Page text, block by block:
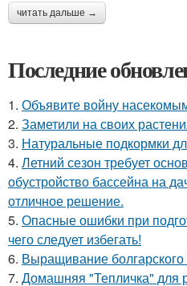
читать дальше →
Последние
1. Объявите войну
2. Заметили на своих
3. Натуральные подкормки
4. Летний сезон требует
обустройство бассейна на
отличное решение.
5. Опасные ошибки при
чего следует избегать!
6. Выращивание
7. Домашняя "Тепличка" для